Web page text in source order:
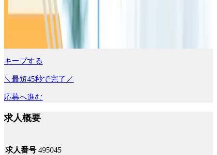
キープする
＼最短45秒で完了／
応募へ進む
求人概要
求人番号 495045